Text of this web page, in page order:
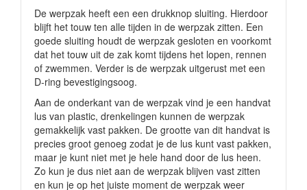
De werpzak heeft een een drukknop sluiting. Hierdoor
blijft het touw ten alle tijden in de werpzak zitten. Een
goede sluiting houdt de werpzak gesloten en voorkomt
dat het touw uit de zak komt tijdens het lopen, rennen
of zwemmen. Verder is de werpzak uitgerust met een
D-ring bevestigingsoog.
Aan de onderkant van de werpzak vind je een handvat
lus van plastic, drenkelingen kunnen de werpzak
gemakkelijk vast pakken. De grootte van dit handvat is
precies groot genoeg zodat je de lus kunt vast pakken,
maar je kunt niet met je hele hand door de lus heen.
Zo kun je dus niet aan de werpzak blijven vast zitten
en kun je op het juiste moment de werpzak weer